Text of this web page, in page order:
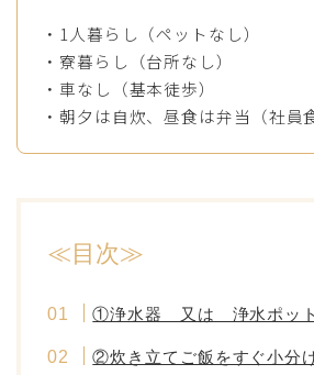
・1人暮らし（ペットなし）
・寮暮らし（台所なし）
・車なし（基本徒歩）
・朝夕は自炊、昼食は弁当（社員
≪目次≫
①浄水器 又は 浄水ポッ
②炊き立てご飯をすぐ小分